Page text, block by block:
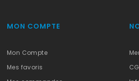
MON COMPTE
Mon Compte
Mes favoris